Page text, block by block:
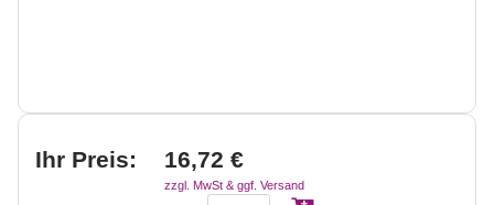
Ihr Preis: 16,72 €
zzgl. MwSt & ggf. Versand